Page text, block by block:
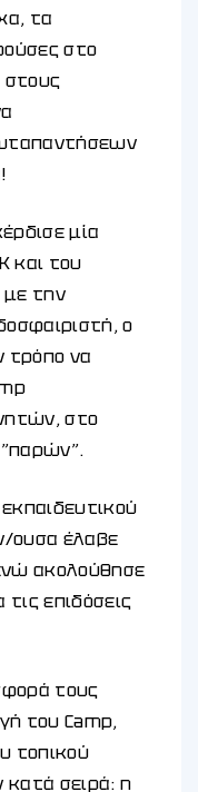
τα
στο
στους
μία
και του
με την
ο
τρόπο να
στο
ουσα έλαβε
ακολούθησε
επιδόσεις
τους
του Camp,
τοπικού
σειρά: η